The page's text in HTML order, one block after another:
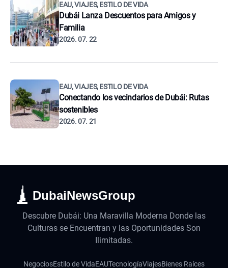
EAU, VIAJES, ESTILO DE VIDA
Dubái Lanza Descuentos para Amigos y
Familia
2026. 07. 22
EAU, VIAJES, ESTILO DE VIDA
Conectando los vecindarios de Dubái: Rutas
sostenibles
2026. 07. 21
DubaiNewsGroup
Descubre Dubái: Una Maravilla Moderna Donde las
Culturas se Encuentran y las Oportunidades Son
Ilimitadas.
NegociosEstilo de VidaEAUTecnologíaViajesBienes Raíces